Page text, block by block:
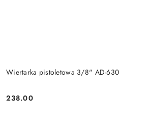
Wiertarka pistoletowa 3/8" AD-630
Cena:
238.00